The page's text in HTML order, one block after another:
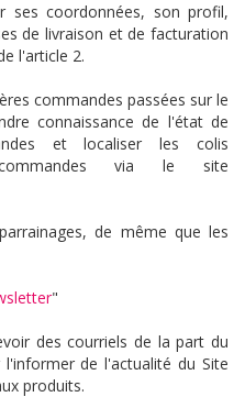
ses coordonnées, son profil,
de livraison et de facturation
l'article 2.
commandes passées sur le
connaissance de l'état de
et localiser les colis
commandes via le site
de même que les
"
des courriels de la part du
l'informer de l'actualité du Site
produits.